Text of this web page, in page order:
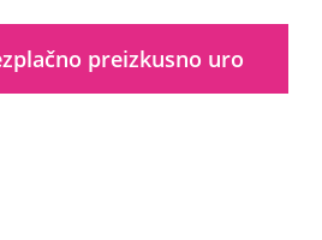
preizkusno uro